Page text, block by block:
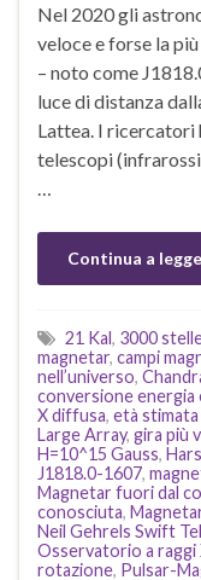
Nel 2020 gli
veloce e forse la
– noto come
luce di distanza
Lattea. I ricercatori
telescopi
…
Continua a
21 Kal , 3000
magnetar, campi
nell’universo,
conversione energia
X diffusa, età
Large Array, gira più
H=10^15 Gauss,
J1818.0-1607,
Magnetar fuori dal
conosciuta,
Neil Gehrels Swift
Osservatorio a raggi
rotazione, Pulsar-